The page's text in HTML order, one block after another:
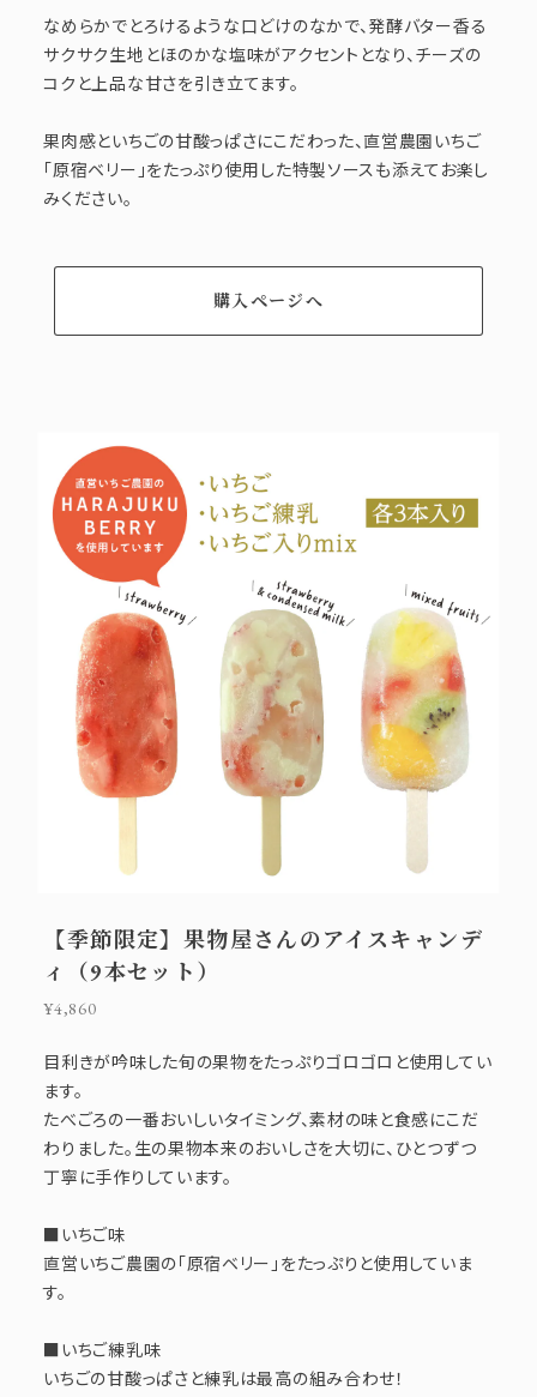
なめらかでとろけるような口どけのなかで、発酵バター香る
サクサク生地とほのかな塩味がアクセントとなり、チーズの
コクと上品な甘さを引き立てます。
果肉感といちごの甘酸っぱさにこだわった、直営農園いちご
「原宿ベリー」をたっぷり使用した特製ソースも添えてお楽し
みください。
購入ページへ
【季節限定】果物屋さんのアイスキャンデ
ィ（9本セット）
¥4,860
目利きが吟味した旬の果物をたっぷりゴロゴロと使用してい
ます。
たべごろの一番おいしいタイミング、素材の味と食感にこだ
わりました。生の果物本来のおいしさを大切に、ひとつずつ
丁寧に手作りしています。
■いちご味
直営いちご農園の「原宿ベリー」をたっぷりと使用していま
す。
■いちご練乳味
いちごの甘酸っぱさと練乳は最高の組み合わせ！